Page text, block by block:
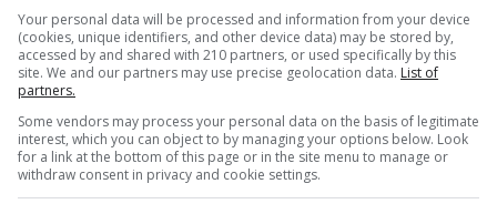
το προσφυγικό, προσπαθούμε ως
των προσφύγων. Πώς θα λειτουργήσει το
διαχείρισης του προβλήματος από την
να αντιμετωπίσει η κυβέρνηση τον
άνθρωπος και θα είναι δίπλα του».
Your personal data will be processed and information from your device
(cookies, unique identifiers, and other device data) may be stored by,
accessed by and shared with 210 partners, or used specifically by this
site. We and our partners may use precise geolocation data. List of
partners.
Some vendors may process your personal data on the basis of legitimate
interest, which you can object to by managing your options below. Look
for a link at the bottom of this page or in the site menu to manage or
withdraw consent in privacy and cookie settings.